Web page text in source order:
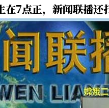
在7点正，新闻联播